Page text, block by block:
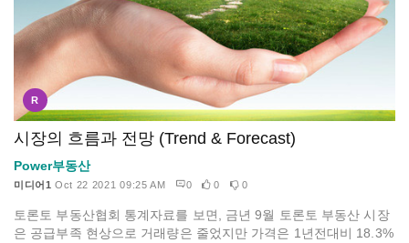
R
시장의 흐름과 전망 (Trend & Forecast)
Power부동산
미디어1 Oct 22 2021 09:25 AM 0 0 0
토론토 부동산협회 통계자료를 보면, 금년 9월 토론토 부동산 시장
은 공급부족 현상으로 거래량은 줄었지만 가격은 1년전대비 18.3%